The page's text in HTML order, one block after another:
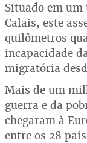
Situado em
Calais, este
quilômetros
incapacidade
migratória
Mais de um
guerra e da
chegaram à
entre os 28